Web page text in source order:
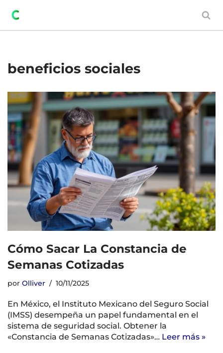
beneficios sociales
Cómo Sacar La Constancia de
Semanas Cotizadas
por Olliver 10/11/2025
En México, el Instituto Mexicano del Seguro Social
(IMSS) desempeña un papel fundamental en el
sistema de seguridad social. Obtener la
«Constancia de Semanas Cotizadas»… Leer más »